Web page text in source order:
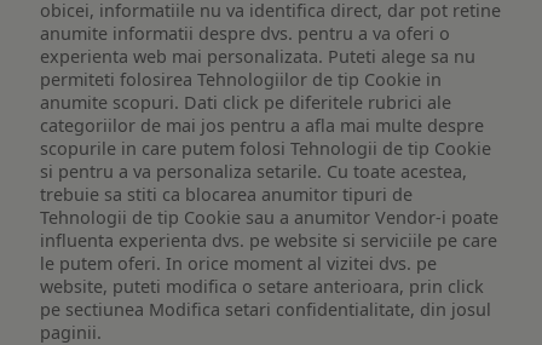
obicei, informatiile nu va identifica direct, dar pot retine
anumite informatii despre dvs. pentru a va oferi o
experienta web mai personalizata. Puteti alege sa nu
permiteti folosirea Tehnologiilor de tip Cookie in
anumite scopuri. Dati click pe diferitele rubrici ale
categoriilor de mai jos pentru a afla mai multe despre
scopurile in care putem folosi Tehnologii de tip Cookie
si pentru a va personaliza setarile. Cu toate acestea,
trebuie sa stiti ca blocarea anumitor tipuri de
Tehnologii de tip Cookie sau a anumitor Vendor-i poate
influenta experienta dvs. pe website si serviciile pe care
le putem oferi. In orice moment al vizitei dvs. pe
website, puteti modifica o setare anterioara, prin click
pe sectiunea Modifica setari confidentialitate, din josul
paginii.